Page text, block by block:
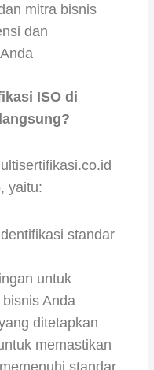
mitra bisnis
dan
ISO di
yaitu:
standar
untuk
Anda
ditetapkan
memastikan
standar